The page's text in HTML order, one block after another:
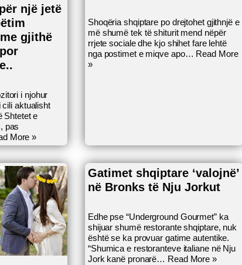
një jetë
gjithë
i njohur
cili aktualisht
Shtetet e
pas
More »
Shoqëria shqiptare po drejtohet gjithnjë e
më shumë tek të shiturit mend nëpër
rrjete sociale dhe kjo shihet fare lehtë
nga postimet e miqve apo… Read More
»
Gatimet shqiptare ‘valojnë’
në Bronks të Nju Jorkut
Edhe pse “Underground Gourmet” ka
shijuar shumë restorante shqiptare, nuk
është se ka provuar gatime autentike.
“Shumica e restoranteve italiane në Nju
Jork kanë pronarë… Read More »